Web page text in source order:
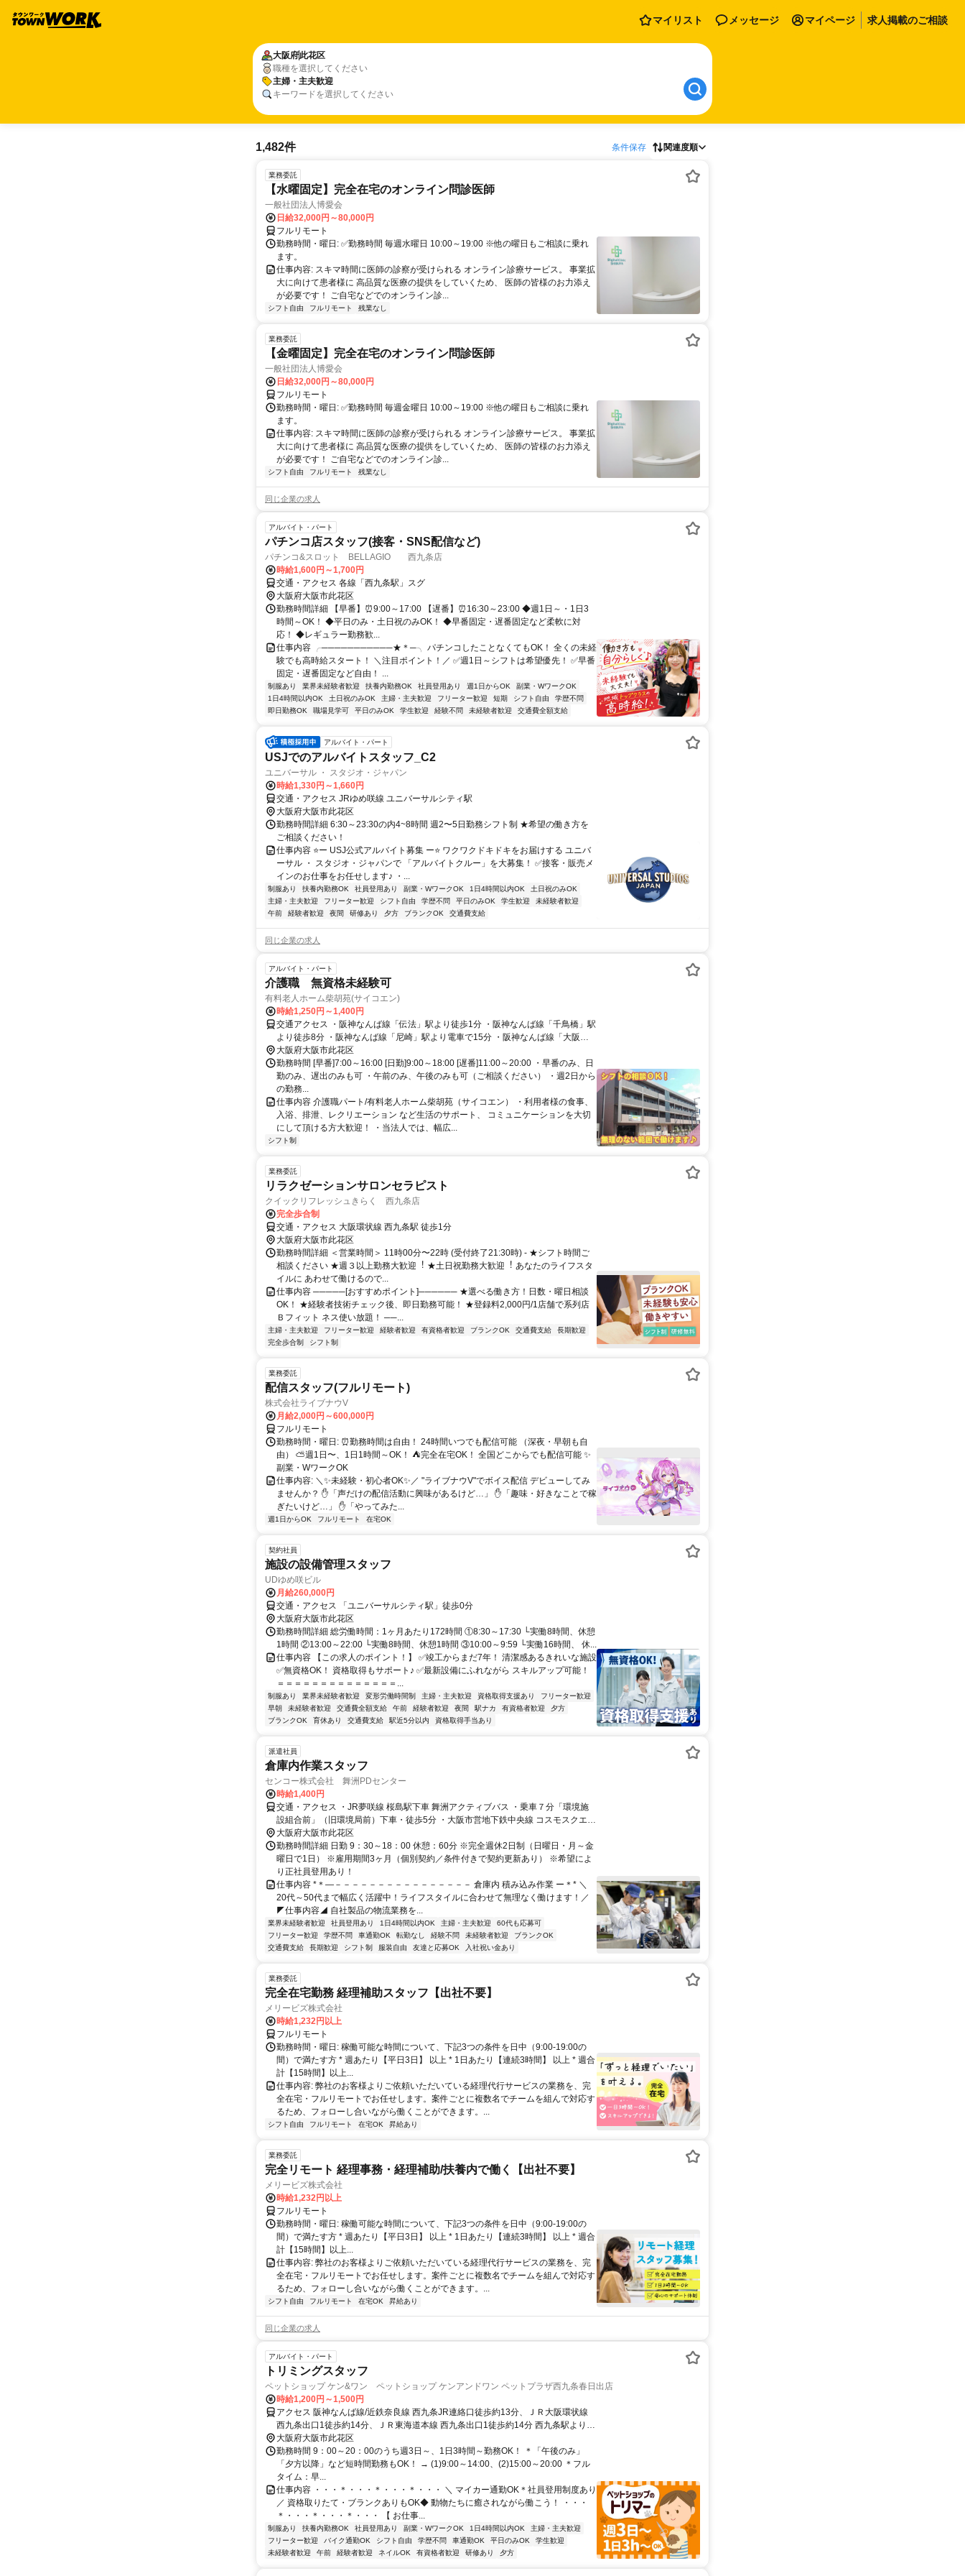
マイリスト メッセージ マイページ 求人掲載のご相談
大阪府此花区
職種を選択してください
主婦・主夫歓迎
キーワードを選択してください
1,482件 条件保存 関連度順
業務委託
【水曜固定】完全在宅のオンライン問診医師
一般社団法人博愛会
日給32,000円～80,000円
フルリモート
勤務時間・曜日: ✅勤務時間 毎週水曜日 10:00～19:00 ※他の曜日もご相談に乗れ
ます。
仕事内容: スキマ時間に医師の診察が受けられる オンライン診療サービス。 事業拡
大に向けて患者様に 高品質な医療の提供をしていくため、 医師の皆様のお力添え
が必要です！ ご自宅などでのオンライン診...
シフト自由 フルリモート 残業なし
業務委託
【金曜固定】完全在宅のオンライン問診医師
一般社団法人博愛会
日給32,000円～80,000円
フルリモート
勤務時間・曜日: ✅勤務時間 毎週金曜日 10:00～19:00 ※他の曜日もご相談に乗れ
ます。
仕事内容: スキマ時間に医師の診察が受けられる オンライン診療サービス。 事業拡
大に向けて患者様に 高品質な医療の提供をしていくため、 医師の皆様のお力添え
が必要です！ ご自宅などでのオンライン診...
シフト自由 フルリモート 残業なし
同じ企業の求人
アルバイト・パート
パチンコ店スタッフ(接客・SNS配信など)
パチンコ&スロット BELLAGIO 西九条店
時給1,600円～1,700円
交通・アクセス 各線「西九条駅」スグ
大阪府大阪市此花区
勤務時間詳細 【早番】⏰9:00～17:00 【遅番】⏰16:30～23:00 ◆週1日～・1日3
時間～OK！ ◆平日のみ・土日祝のみOK！ ◆早番固定・遅番固定など柔軟に対
応！ ◆レギュラー勤務歓...
仕事内容 ╭───────────★＊─╮ パチンコしたことなくてもOK！ 全くの未経
験でも高時給スタート！ ＼注目ポイント！／ ✅週1日～シフトは希望優先！ ✅早番
固定・遅番固定など自由！ ...
制服あり 業界未経験者歓迎 扶養内勤務OK 社員登用あり 週1日からOK
副業・WワークOK
1日4時間以内OK
土日祝のみOK 主婦・主夫歓迎 フリーター歓迎 短期 シフト自由
学歴不問
即日勤務OK
職場見学可 平日のみOK 学生歓迎 経験不問 未経験者歓迎 交通費全額支給
アルバイト・パート
USJでのアルバイトスタッフ_C2
ユニバーサル ・ スタジオ・ジャパン
時給1,330円～1,660円
交通・アクセス JRゆめ咲線 ユニバーサルシティ駅
大阪府大阪市此花区
勤務時間詳細 6:30～23:30の内4~8時間 週2〜5日勤務シフト制 ★希望の働き方を
ご相談ください！
仕事内容 ⭐ー USJ公式アルバイト募集 ー⭐ ワクワクドキドキをお届けする ユニバ
ーサル ・ スタジオ・ジャパンで 「アルバイトクルー」を大募集！ ✅接客・販売メ
インのお仕事をお任せします♪ ・...
制服あり 扶養内勤務OK 社員登用あり 副業・WワークOK 1日4時間以内OK
土日祝のみOK
主婦・主夫歓迎
フリーター歓迎 シフト自由 学歴不問 平日のみOK 学生歓迎
未経験者歓迎
午前
経験者歓迎 夜間 研修あり 夕方 ブランクOK 交通費支給
同じ企業の求人
アルバイト・パート
介護職 無資格未経験可
有料老人ホーム柴胡苑(サイコエン)
時給1,250円～1,400円
交通アクセス ・阪神なんば線「伝法」駅より徒歩1分 ・阪神なんば線「千鳥橋」駅
より徒歩8分 ・阪神なんば線「尼崎」駅より電車で15分 ・阪神なんば線「大阪難
波」駅より電車で12分
大阪府大阪市此花区
勤務時間 [早番]7:00～16:00 [日勤]9:00～18:00 [遅番]11:00～20:00 ・早番のみ、日
勤のみ、遅出のみも可 ・午前のみ、午後のみも可（ご相談ください） ・週2日から
の勤務...
仕事内容 介護職パート/有料老人ホーム柴胡苑（サイコエン） ・利用者様の食事、
入浴、排泄、レクリエーション など生活のサポート、 コミュニケーションを大切
にして頂ける方大歓迎！ ・当法人では、幅広...
シフト制
業務委託
リラクゼーションサロンセラピスト
クイックリフレッシュきらく 西九条店
完全歩合制
交通・アクセス 大阪環状線 西九条駅 徒歩1分
大阪府大阪市此花区
勤務時間詳細 ＜営業時間＞ 11時00分〜22時 (受付終了21:30時) - ★シフト時間ご
相談ください ★週３以上勤務⼤歓迎︕ ★土日祝勤務⼤歓迎︕ あなたのライフスタ
イルに あわせて働けるので...
仕事内容 ─────[おすすめポイント]────── ★選べる働き方！日数・曜日相談
OK！ ★経験者技術チェック後、即日勤務可能！ ★登録料2,000円/1店舗で系列店
Ｂフィット ネス使い放題！ ──...
主婦・主夫歓迎 フリーター歓迎 経験者歓迎 有資格者歓迎 ブランクOK 交通費支給
長期歓迎
完全歩合制
シフト制
業務委託
配信スタッフ(フルリモート)
株式会社ライブナウV
月給2,000円～600,000円
フルリモート
勤務時間・曜日: ⏰勤務時間は自由！ 24時間いつでも配信可能 （深夜・早朝も自
由） ⛅週1日〜、1日1時間～OK！ ⛺完全在宅OK！ 全国どこからでも配信可能 ✨
副業・WワークOK
仕事内容: ＼✨未経験・初心者OK✨／ "ライブナウV"でボイス配信 デビューしてみ
ませんか？ ✋「声だけの配信活動に興味があるけど…」 ✋「趣味・好きなことで稼
ぎたいけど…」 ✋「やってみた...
週1日からOK フルリモート 在宅OK
契約社員
施設の設備管理スタッフ
UDゆめ咲ビル
月給260,000円
交通・アクセス 「ユニバーサルシティ駅」徒歩0分
大阪府大阪市此花区
勤務時間詳細 総労働時間：1ヶ月あたり172時間 ①8:30～17:30 └実働8時間、休憩
1時間 ②13:00～22:00 └実働8時間、休憩1時間 ③10:00～9:59 └実働16時間、 休...
仕事内容 【この求人のポイント！】 ✅竣工からまだ7年！ 清潔感あるきれいな施設
✅無資格OK！ 資格取得もサポート♪ ✅最新設備にふれながら スキルアップ可能！
＝＝＝＝＝＝＝＝＝＝＝＝＝＝...
制服あり 業界未経験者歓迎 変形労働時間制 主婦・主夫歓迎 資格取得支援あり
フリーター歓迎
早朝
未経験者歓迎 交通費全額支給 午前 経験者歓迎 夜間 駅ナカ 有資格者歓迎
夕方
ブランクOK
育休あり 交通費支給 駅近5分以内 資格取得手当あり
派遣社員
倉庫内作業スタッフ
センコー株式会社 舞洲PDセンター
時給1,400円
交通・アクセス ・JR夢咲線 桜島駅下車 舞洲アクティブバス ・乗車７分「環境施
設組合前」（旧環境局前）下車・徒歩5分 ・大阪市営地下鉄中央線 コスモスクエア
駅下車 舞洲アクティブバス ・乗車20分「環境施設組合前」（旧環境局前）下車・
徒歩5分
大阪府大阪市此花区
勤務時間詳細 日勤 9：30～18：00 休憩：60分 ※完全週休2日制（日曜日・月～金
曜日で1日） ※雇用期間3ヶ月（個別契約／条件付きで契約更新あり） ※希望によ
り正社員登用あり！
仕事内容 *＊—－－－－－－－－－－－－－－－－ 倉庫内 積み込み作業 ー＊* ＼
20代～50代まで幅広く活躍中！ライフスタイルに合わせて無理なく働けます！／
◤仕事内容◢ 自社製品の物流業務を...
業界未経験者歓迎 社員登用あり 1日4時間以内OK 主婦・主夫歓迎
60代も応募可
フリーター歓迎
学歴不問 車通勤OK 転勤なし 経験不問 未経験者歓迎
ブランクOK
交通費支給
長期歓迎 シフト制 服装自由 友達と応募OK 入社祝い金あり
業務委託
完全在宅勤務 経理補助スタッフ【出社不要】
メリービズ株式会社
時給1,232円以上
フルリモート
勤務時間・曜日: 稼働可能な時間について、下記3つの条件を日中（9:00-19:00の
間）で満たす方 * 週あたり【平日3日】 以上 * 1日あたり【連続3時間】 以上 * 週合
計【15時間】以上...
仕事内容: 弊社のお客様よりご依頼いただいている経理代行サービスの業務を、完
全在宅・フルリモートでお任せします。案件ごとに複数名でチームを組んで対応す
るため、フォローし合いながら働くことができます。...
シフト自由 フルリモート 在宅OK 昇給あり
業務委託
完全リモート 経理事務・経理補助/扶養内で働く【出社不要】
メリービズ株式会社
時給1,232円以上
フルリモート
勤務時間・曜日: 稼働可能な時間について、下記3つの条件を日中（9:00-19:00の
間）で満たす方 * 週あたり【平日3日】 以上 * 1日あたり【連続3時間】 以上 * 週合
計【15時間】以上...
仕事内容: 弊社のお客様よりご依頼いただいている経理代行サービスの業務を、完
全在宅・フルリモートでお任せします。案件ごとに複数名でチームを組んで対応す
るため、フォローし合いながら働くことができます。...
シフト自由 フルリモート 在宅OK 昇給あり
同じ企業の求人
アルバイト・パート
トリミングスタッフ
ペットショップ ケン&ワン ペットショップ ケンアンドワン ペットプラザ西九条春日出店
時給1,200円～1,500円
アクセス 阪神なんば線/近鉄奈良線 西九条JR連絡口徒歩約13分、ＪＲ大阪環状線
西九条出口1徒歩約14分、ＪＲ東海道本線 西九条出口1徒歩約14分 西九条駅より徒
歩15分 ＊駅チカ ＊マイカー通勤OK
大阪府大阪市此花区
勤務時間 9：00～20：00のうち週3日～、1日3時間～勤務OK！ ＊「午後のみ」
「夕方以降」など短時間勤務もOK！ → (1)9:00～14:00、(2)15:00～20:00 ＊フル
タイム：早...
仕事内容 ・・・＊・・・＊・・・＊・・・ ＼ マイカー通勤OK＊社員登用制度あり
／ 資格取りたて・ブランクありもOK◆ 動物たちに癒されながら働こう！ ・・・
＊・・・＊・・・＊・・・ 【 お仕事...
制服あり 扶養内勤務OK 社員登用あり 副業・WワークOK 1日4時間以内OK
主婦・主夫歓迎
フリーター歓迎
バイク通勤OK シフト自由 学歴不問 車通勤OK 平日のみOK
学生歓迎
未経験者歓迎
午前 経験者歓迎 ネイルOK 有資格者歓迎 研修あり 夕方